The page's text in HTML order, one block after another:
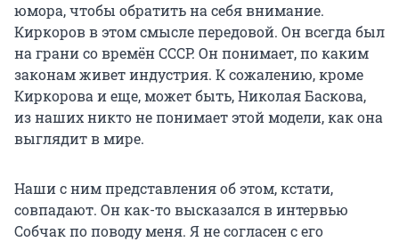
юмора, чтобы обратить на себя внимание.
Киркоров в этом смысле передовой. Он всегда был
на грани со времён СССР. Он понимает, по каким
законам живет индустрия. К сожалению, кроме
Киркорова и еще, может быть, Николая Баскова,
из наших никто не понимает этой модели, как она
выглядит в мире.
Наши с ним представления об этом, кстати,
совпадают. Он как-то высказался в интервью
Собчак по поводу меня. Я не согласен с его